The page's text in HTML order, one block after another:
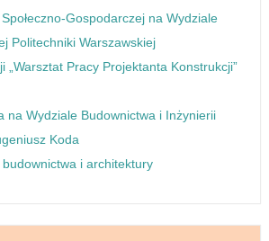
Gospodarczej na Wydziale
Politechniki Warszawskiej
„Warsztat Pracy Projektanta Konstrukcji”
na Wydziale Budownictwa i Inżynierii
Koda
i architektury